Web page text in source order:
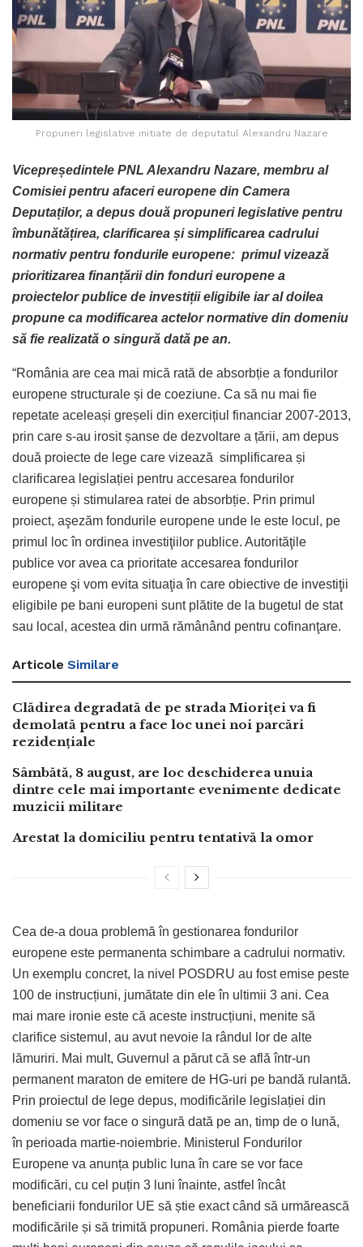
Propuneri legislative initiate de deputatul Alexandru Nazare
Vicepreședintele PNL Alexandru Nazare, membru al
Comisiei pentru afaceri europene din Camera
Deputaților, a depus două propuneri legislative pentru
îmbunătățirea, clarificarea și simplificarea cadrului
normativ pentru fondurile europene: primul vizează
prioritizarea finanțării din fonduri europene a
proiectelor publice de investiții eligibile iar al doilea
propune ca modificarea actelor normative din domeniu
să fie realizată o singură dată pe an.
“România are cea mai mică rată de absorbție a fondurilor
europene structurale și de coeziune. Ca să nu mai fie
repetate aceleași greșeli din exercițiul financiar 2007-2013,
prin care s-au irosit șanse de dezvoltare a țării, am depus
două proiecte de lege care vizează simplificarea și
clarificarea legislației pentru accesarea fondurilor
europene și stimularea ratei de absorbție. Prin primul
proiect, aşezăm fondurile europene unde le este locul, pe
primul loc în ordinea investiţiilor publice. Autorităţile
publice vor avea ca prioritate accesarea fondurilor
europene şi vom evita situaţia în care obiective de investiţii
eligibile pe bani europeni sunt plătite de la bugetul de stat
sau local, acestea din urmă rămânând pentru cofinanţare.
Articole Similare
Clădirea degradată de pe strada Mioriței va fi
demolată pentru a face loc unei noi parcări
rezidențiale
Sâmbătă, 8 august, are loc deschiderea unuia
dintre cele mai importante evenimente dedicate
muzicii militare
Arestat la domiciliu pentru tentativă la omor
Cea de-a doua problemă în gestionarea fondurilor
europene este permanenta schimbare a cadrului normativ.
Un exemplu concret, la nivel POSDRU au fost emise peste
100 de instrucțiuni, jumătate din ele în ultimii 3 ani. Cea
mai mare ironie este că aceste instrucțiuni, menite să
clarifice sistemul, au avut nevoie la rândul lor de alte
lămuriri. Mai mult, Guvernul a părut că se află într-un
permanent maraton de emitere de HG-uri pe bandă rulantă.
Prin proiectul de lege depus, modificările legislației din
domeniu se vor face o singură dată pe an, timp de o lună,
în perioada martie-noiembrie. Ministerul Fondurilor
Europene va anunța public luna în care se vor face
modificări, cu cel puțin 3 luni înainte, astfel încât
beneficiarii fondurilor UE să știe exact când să urmărească
modificările și să trimită propuneri. România pierde foarte